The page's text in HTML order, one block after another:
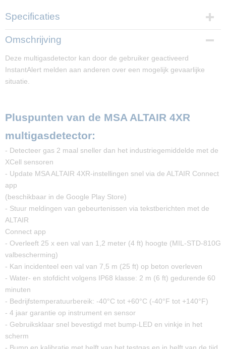
Specificaties
Productcode
Omschrijving
Deze multigasdetector kan door de gebruiker geactiveerd
InstantAlert melden aan anderen over een mogelijk gevaarlijke
situatie.
Pluspunten van de MSA ALTAIR 4XR
multigasdetector:
- Detecteer gas 2 maal sneller dan het industriegemiddelde met de
XCell sensoren
- Update MSA ALTAIR 4XR-instellingen snel via de ALTAIR Connect
app
(beschikbaar in de Google Play Store)
- Stuur meldingen van gebeurtenissen via tekstberichten met de
ALTAIR
Connect app
- Overleeft 25 x een val van 1,2 meter (4 ft) hoogte (MIL-STD-810G
valbescherming)
- Kan incidenteel een val van 7,5 m (25 ft) op beton overleven
- Water- en stofdicht volgens IP68 klasse: 2 m (6 ft) gedurende 60
minuten
- Bedrijfstemperatuurbereik: -40°C tot +60°C (-40°F tot +140°F)
- 4 jaar garantie op instrument en sensor
- Gebruiksklaar snel bevestigd met bump-LED en vinkje in het
scherm